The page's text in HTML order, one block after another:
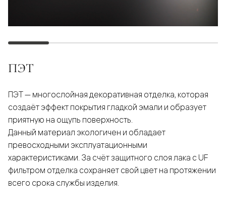
ПЭТ
ПЭТ — многослойная декоративная отделка, которая
создаёт эффект покрытия гладкой эмали и образует
приятную на ощупь поверхность.
Данный материал экологичен и обладает
превосходными эксплуатационными
характеристиками. За счёт защитного слоя лака с UF
фильтром отделка сохраняет свой цвет на протяжении
всего срока службы изделия.